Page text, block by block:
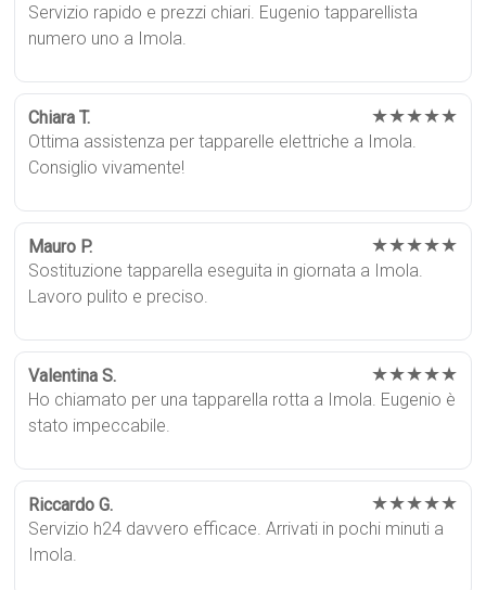
Servizio rapido e prezzi chiari. Eugenio tapparellista
numero uno a Imola.
Chiara T. ★★★★★
Ottima assistenza per tapparelle elettriche a Imola.
Consiglio vivamente!
Mauro P. ★★★★★
Sostituzione tapparella eseguita in giornata a Imola.
Lavoro pulito e preciso.
Valentina S. ★★★★★
Ho chiamato per una tapparella rotta a Imola. Eugenio è
stato impeccabile.
Riccardo G. ★★★★★
Servizio h24 davvero efficace. Arrivati in pochi minuti a
Imola.